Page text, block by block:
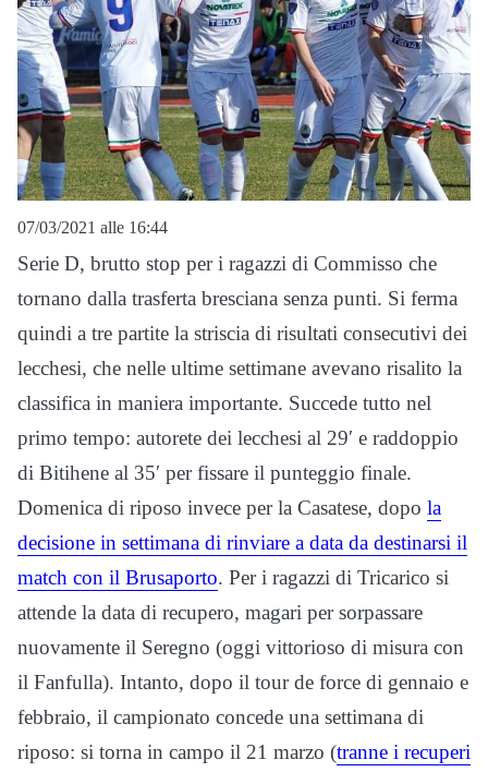
07/03/2021 alle 16:44
Serie D, brutto stop per i ragazzi di Commisso che
tornano dalla trasferta bresciana senza punti. Si ferma
quindi a tre partite la striscia di risultati consecutivi dei
lecchesi, che nelle ultime settimane avevano risalito la
classifica in maniera importante. Succede tutto nel
primo tempo: autorete dei lecchesi al 29′ e raddoppio
di Bitihene al 35′ per fissare il punteggio finale.
Domenica di riposo invece per la Casatese, dopo la
decisione in settimana di rinviare a data da destinarsi il
match con il Brusaporto. Per i ragazzi di Tricarico si
attende la data di recupero, magari per sorpassare
nuovamente il Seregno (oggi vittorioso di misura con
il Fanfulla). Intanto, dopo il tour de force di gennaio e
febbraio, il campionato concede una settimana di
riposo: si torna in campo il 21 marzo (tranne i recuperi